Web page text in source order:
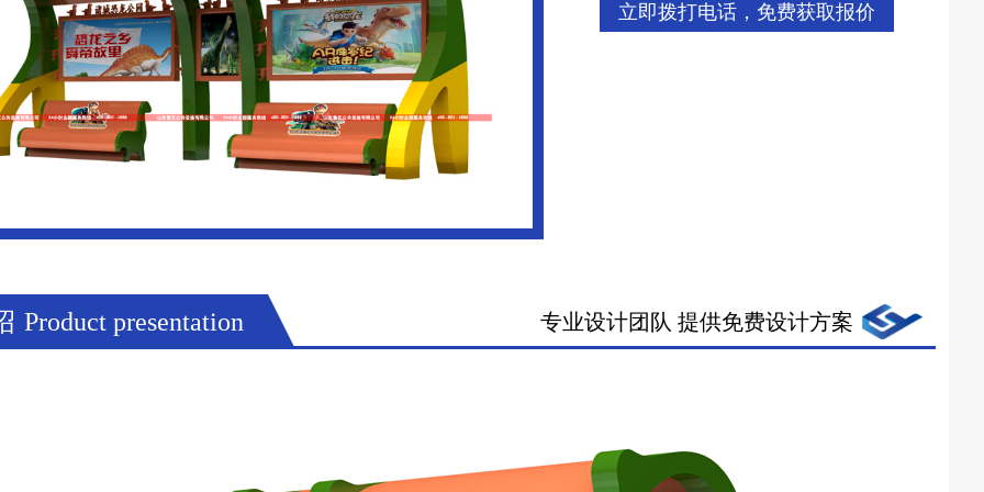
立即拨打电话，免费获取报价
Product presentation 专业设计团队 提供免费设计方案